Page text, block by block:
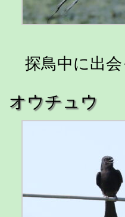
探鳥中に出会
オウチュウ